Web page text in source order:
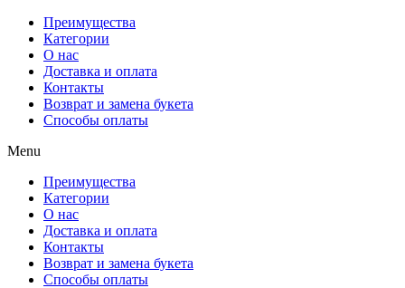
Преимущества
Категории
О нас
Доставка и оплата
Контакты
Возврат и замена букета
Способы оплаты
Menu
Преимущества
Категории
О нас
Доставка и оплата
Контакты
Возврат и замена букета
Способы оплаты